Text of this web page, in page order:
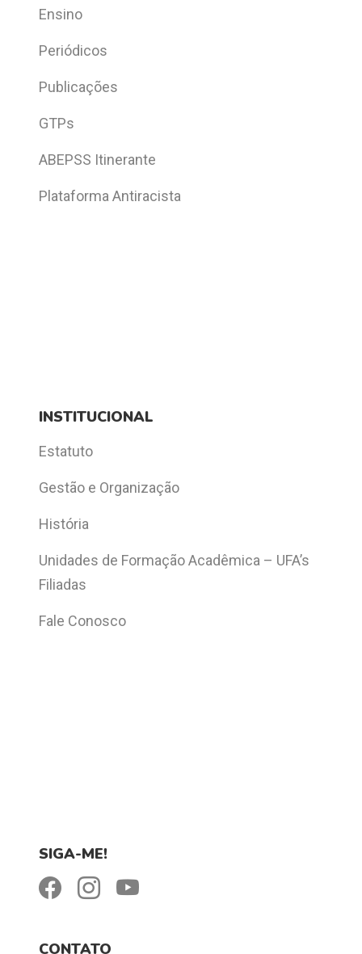
Ensino
Periódicos
Publicações
GTPs
ABEPSS Itinerante
Plataforma Antiracista
INSTITUCIONAL
Estatuto
Gestão e Organização
História
Unidades de Formação Acadêmica – UFA’s
Filiadas
Fale Conosco
SIGA-ME!
CONTATO